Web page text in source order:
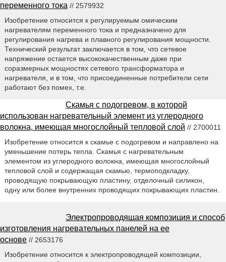
переменного тока // 2579932
Изобретение относится к регулируемым омическим
нагревателям переменного тока и предназначено для
регулирования нагрева и плавного регулирования мощности.
Технический результат заключается в том, что сетевое
напряжение остается высококачественным даже при
соразмерных мощностях сетевого трансформатора и
нагревателя, и в том, что присоединенные потребители сети
работают без помех, т.е.
Скамья с подогревом, в которой
использован нагревательный элемент из углеродного
волокна, имеющая многослойный тепловой слой // 2700011
Изобретение относится к скамье с подогревом и направлено на
уменьшение потерь тепла. Скамья с нагревательным
элементом из углеродного волокна, имеющая многослойный
тепловой слой и содержащая скамью, термоподкладку,
проводящую покрывающую пластину, отделочный силикон,
одну или более внутренних проводящих покрывающих пластин.
Электропроводящая композиция и способ
изготовления нагревательных панелей на ее
основе // 2653176
Изобретение относится к электропроводящей композиции,